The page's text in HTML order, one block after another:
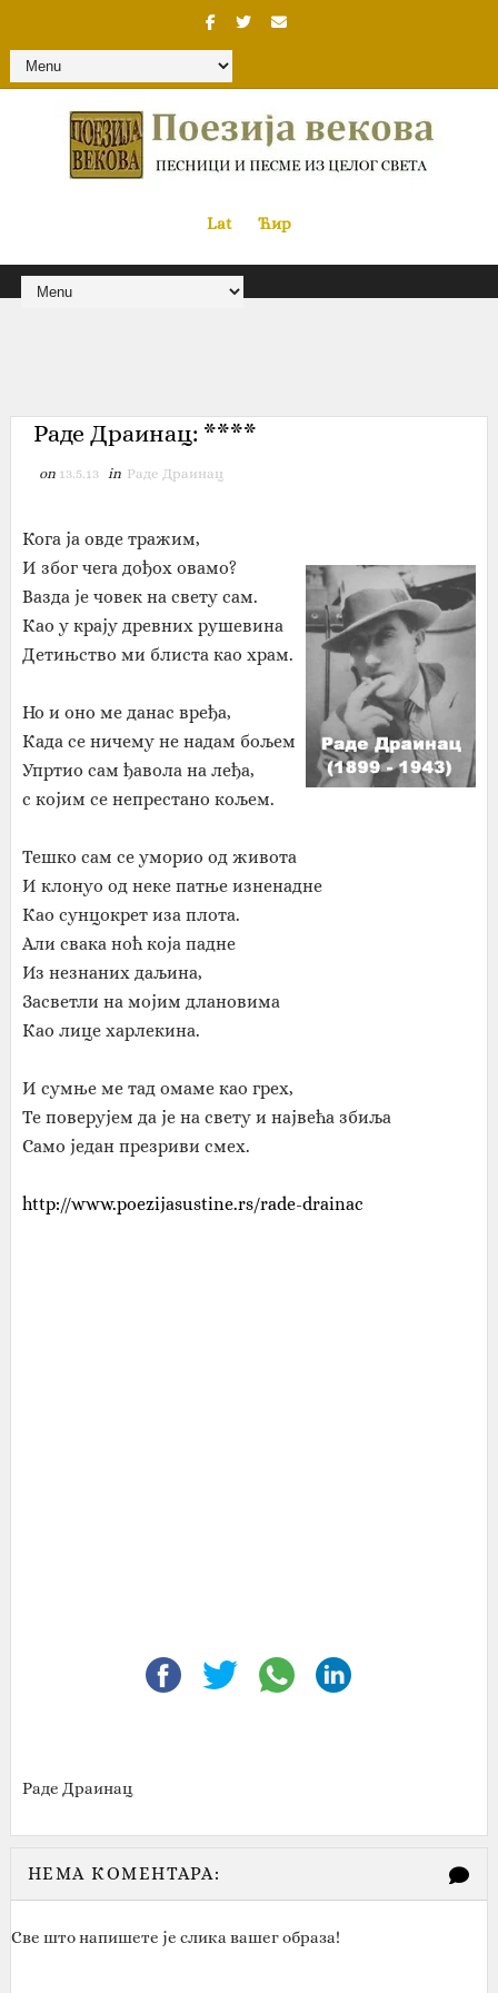
Lat« Ћир
Раде Драинац‎: ****
on 13.5.13 in Раде Драинац
Кога ја овде тражим,
И због чега дођох овамо?
Вазда је човек на свету сам.
Као у крају древних рушевина
Детињство ми блиста као храм.
Но и оно ме данас вређа,
Када се ничему не надам бољем
Упртио сам ђавола на леђа,
с којим се непрестано кољем.
Тешко сам се уморио од живота
И клонуо од неке патње изненадне
Као сунцокрет иза плота.
Али свака ноћ која падне
Из незнаних даљина,
Засветли на мојим длановима
Као лице харлекина.
И сумње ме тад омаме као грех,
Те поверујем да је на свету и највећа збиља
Само један презриви смех.
http://www.poezijasustine.rs/rade-drainac
Раде Драинац
НЕМА КОМЕНТАРА:
Све што напишете је слика вашег образа!